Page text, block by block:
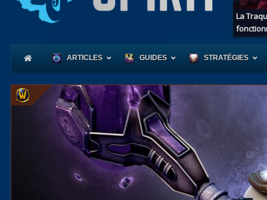
La
ARTICLES GUIDES
Coeur
Races
alliées
STRATÉGIES